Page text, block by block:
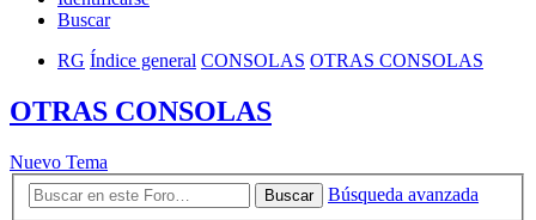
Buscar
RG Índice general CONSOLAS OTRAS CONSOLAS
OTRAS CONSOLAS
Nuevo Tema
Buscar
Búsqueda avanzada